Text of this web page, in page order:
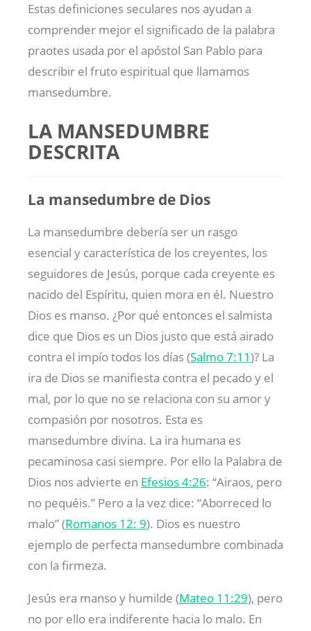
Estas definiciones seculares nos ayudan a
comprender mejor el significado de la palabra
praotes usada por el apóstol San Pablo para
describir el fruto espiritual que llamamos
mansedumbre.
LA MANSEDUMBRE
DESCRITA
La mansedumbre de Dios
La mansedumbre debería ser un rasgo
esencial y característica de los creyentes, los
seguidores de Jesús, porque cada creyente es
nacido del Espíritu, quien mora en él. Nuestro
Dios es manso. ¿Por qué entonces el salmista
dice que Dios es un Dios justo que está airado
contra el impío todos los días (Salmo 7:11)? La
ira de Dios se manifiesta contra el pecado y el
mal, por lo que no se relaciona con su amor y
compasión por nosotros. Esta es
mansedumbre divina. La ira humana es
pecaminosa casi siempre. Por ello la Palabra de
Dios nos advierte en Efesios 4:26: “Airaos, pero
no pequéis.” Pero a la vez dice: “Aborreced lo
malo” (Romanos 12: 9). Dios es nuestro
ejemplo de perfecta mansedumbre combinada
con la firmeza.
Jesús era manso y humilde (Mateo 11:29), pero
no por ello era indiferente hacia lo malo. En